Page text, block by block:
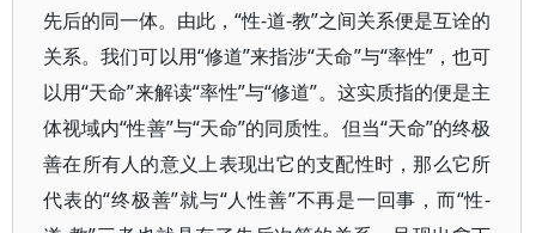
先后的同一体。由此，“性-道-教”之间关系便是互诠的
关系。我们可以用“修道”来指涉“天命”与“率性”，也可
以用“天命”来解读“率性”与“修道”。这实质指的便是主
体视域内“性善”与“天命”的同质性。但当“天命”的终极
善在所有人的意义上表现出它的支配性时，那么它所
代表的“终极善”就与“人性善”不再是一回事，而“性-